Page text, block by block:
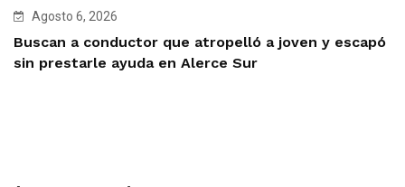
Agosto 6, 2026
Buscan a conductor que atropelló a joven y escapó
sin prestarle ayuda en Alerce Sur